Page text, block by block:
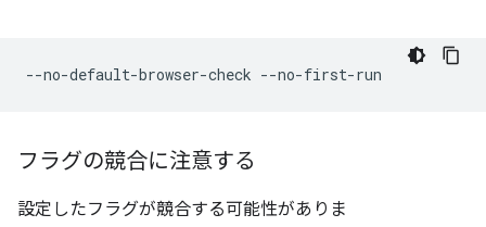
フラグの競合に注意する
設定したフラグが競合する可能性がありま